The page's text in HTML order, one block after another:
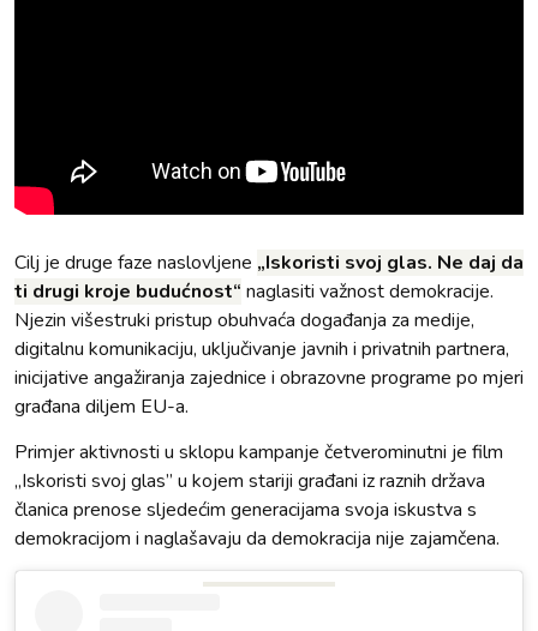
Cilj je druge faze naslovljene „Iskoristi svoj glas. Ne daj da
ti drugi kroje budućnost“ naglasiti važnost demokracije.
Njezin višestruki pristup obuhvaća događanja za medije,
digitalnu komunikaciju, uključivanje javnih i privatnih partnera,
inicijative angažiranja zajednice i obrazovne programe po mjeri
građana diljem EU-a.
Primjer aktivnosti u sklopu kampanje četverominutni je film
„Iskoristi svoj glas” u kojem stariji građani iz raznih država
članica prenose sljedećim generacijama svoja iskustva s
demokracijom i naglašavaju da demokracija nije zajamčena.